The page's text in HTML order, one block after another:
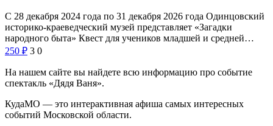
С 28 декабря 2024 года по 31 декабря 2026 года Одинцовский
историко-краеведческий музей представляет «Загадки
народного быта» Квест для учеников младшей и средней…
250 ₽ 3 0
На нашем сайте вы найдете всю информацию про событие
спектакль «Дядя Ваня».
КудаМО — это интерактивная афиша самых интересных
событий Московской области.